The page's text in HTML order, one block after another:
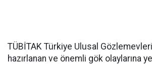
TÜBİTAK Türkiye Ulusal
hazırlanan ve önemli gök olaylarına